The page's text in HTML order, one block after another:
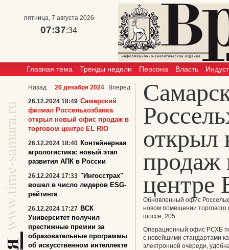
пятница, 7 августа 2026
07:37:34
Главная тема Тренды недели Персона Власть
открыл
продаж
центре
Обновленный офис
новом помещении торгового
шоссе, 205.
Операционный офис РСХБ
с новейшими стандартами
электронной очереди,
Назад 26 декабря 2024
Вперед
26.12.2024 18:49 Самарский
филиал Россельхозбанка
открыл новый офис продаж в
торговом центре EL RIO
26.12.2024 18:40 Контейнерная
агрологистика: новый этап
развития АПК в России
26.12.2024 17:33 "Ингосстрах"
вошел в число лидеров ESG-
рейтинга
26.12.2024 17:27 ВСК
Университет получил
престижные премии за
образовательные программы
об искусственном интеллекте